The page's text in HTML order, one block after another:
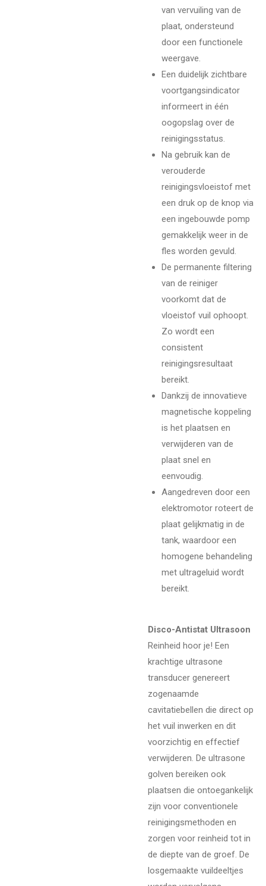
van vervuiling van de
plaat, ondersteund
door een functionele
weergave.
Een duidelijk zichtbare
voortgangsindicator
informeert in één
oogopslag over de
reinigingsstatus.
Na gebruik kan de
verouderde
reinigingsvloeistof met
een druk op de knop via
een ingebouwde pomp
gemakkelijk weer in de
fles worden gevuld.
De permanente filtering
van de reiniger
voorkomt dat de
vloeistof vuil ophoopt.
Zo wordt een
consistent
reinigingsresultaat
bereikt.
Dankzij de innovatieve
magnetische koppeling
is het plaatsen en
verwijderen van de
plaat snel en
eenvoudig.
Aangedreven door een
elektromotor roteert de
plaat gelijkmatig in de
tank, waardoor een
homogene behandeling
met ultrageluid wordt
bereikt.
Disco-Antistat Ultrasoon
Reinheid hoor je! Een
krachtige ultrasone
transducer genereert
zogenaamde
cavitatiebellen die direct op
het vuil inwerken en dit
voorzichtig en effectief
verwijderen. De ultrasone
golven bereiken ook
plaatsen die ontoegankelijk
zijn voor conventionele
reinigingsmethoden en
zorgen voor reinheid tot in
de diepte van de groef. De
losgemaakte vuildeeltjes